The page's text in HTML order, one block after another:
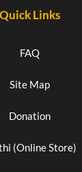
Quick Links
FAQ
Site Map
Donation
(Online Store)